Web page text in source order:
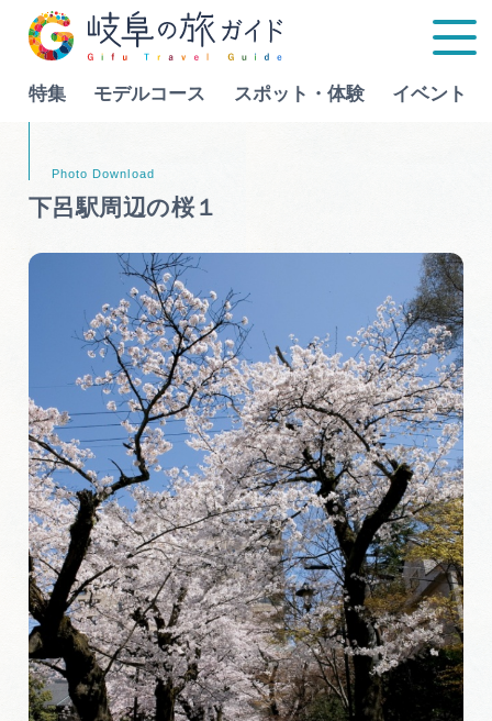
特集 モデルコース スポット・体験 イベント
特集
モデルコース
スポット・体験
イベント
グルメ
旅の予約
アクセス
インフォメーション
ぎふ旅レポーター記事
Language
行きたいリストを見る
下呂駅周辺の桜１